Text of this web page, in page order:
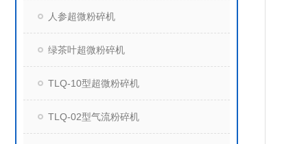
人参超微粉碎机
绿茶叶超微粉碎机
TLQ-10型超微粉碎机
TLQ-02型气流粉碎机